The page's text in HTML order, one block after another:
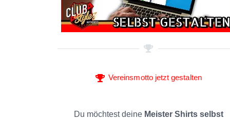
Vereinsmotto jetzt gestalten
Du möchtest deine Meister Shirts selbst